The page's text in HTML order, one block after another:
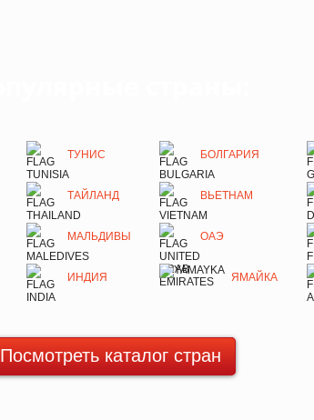
ТУНИС БОЛГАРИЯ
ТАЙЛАНД ВЬЕТНАМ
МАЛЬДИВЫ ОАЭ
ИНДИЯ ЯМАЙКА
Посмотреть каталог стран